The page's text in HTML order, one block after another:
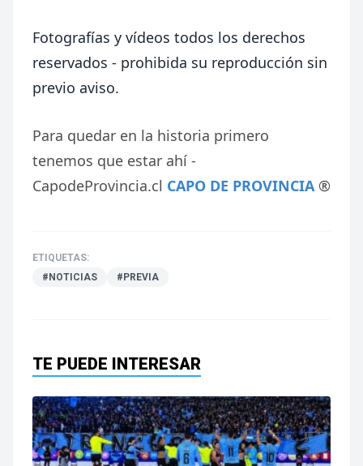
Fotografías y vídeos todos los derechos
reservados - prohibida su reproducción sin
previo aviso.
Para quedar en la historia primero
tenemos que estar ahí -
CapodeProvincia.cl CAPO DE PROVINCIA ®
ETIQUETAS:
#NOTICIAS
#PREVIA
TE PUEDE INTERESAR